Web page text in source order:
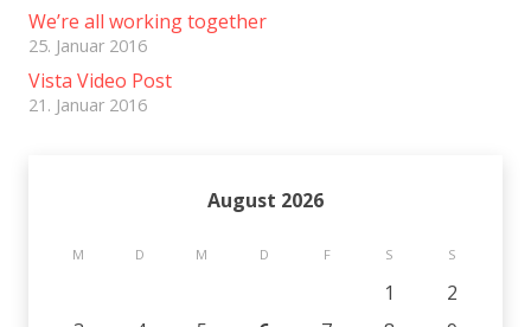
We’re all working together
25. Januar 2016
Vista Video Post
21. Januar 2016
August 2026
M D M D F S S
1
2